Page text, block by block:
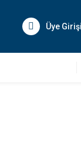
Üye Girişi